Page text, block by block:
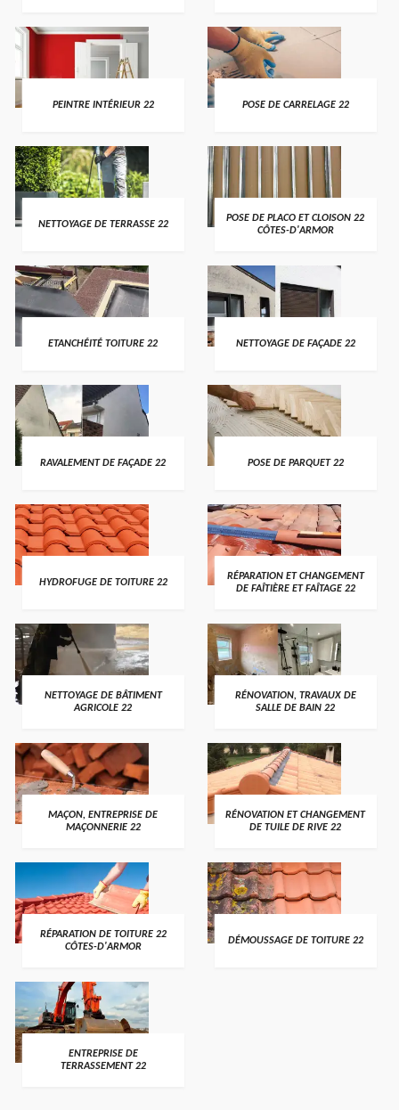
PEINTRE INTÉRIEUR 22 POSE DE CARRELAGE 22
NETTOYAGE DE TERRASSE 22
POSE DE PLACO ET CLOISON 22
CÔTES-D'ARMOR
ETANCHÉITÉ TOITURE 22 NETTOYAGE DE FAÇADE 22
RAVALEMENT DE FAÇADE 22 POSE DE PARQUET 22
HYDROFUGE DE TOITURE 22
RÉPARATION ET CHANGEMENT
DE FAÎTIÈRE ET FAÎTAGE 22
NETTOYAGE DE BÂTIMENT
AGRICOLE 22
RÉNOVATION, TRAVAUX DE
SALLE DE BAIN 22
MAÇON, ENTREPRISE DE
MAÇONNERIE 22
RÉNOVATION ET CHANGEMENT
DE TUILE DE RIVE 22
RÉPARATION DE TOITURE 22
CÔTES-D'ARMOR
DÉMOUSSAGE DE TOITURE 22
ENTREPRISE DE
TERRASSEMENT 22